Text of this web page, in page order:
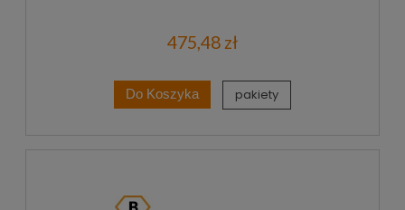
475,48 zł
Do Koszyka pakiety